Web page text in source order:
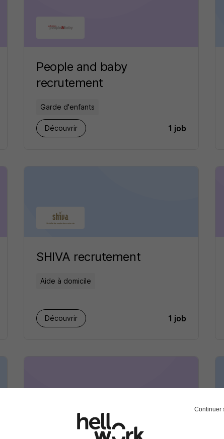
People and baby
recrutement
Garde d'enfants
Découvrir 1 job
SHIVA recrutement
Aide à domicile
Découvrir 1 job
Continuer